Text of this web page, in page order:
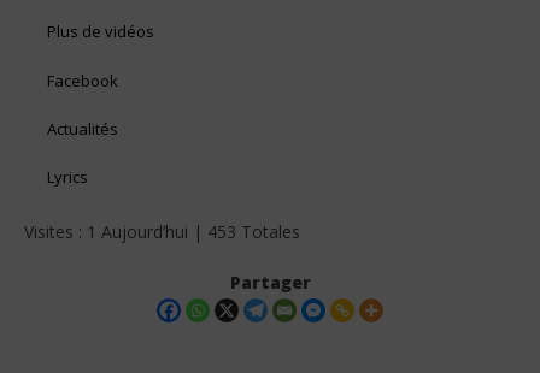
Plus de vidéos
Facebook
Actualités
Lyrics
Visites : 1 Aujourd’hui | 453 Totales
Partager